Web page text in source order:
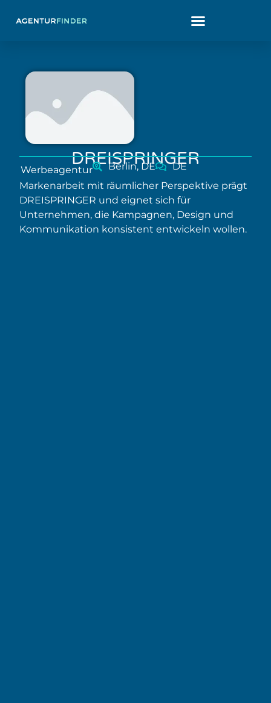
DREISPRINGER
Werbeagentur Berlin, DE
DE
Markenarbeit mit räumlicher Perspektive prägt
DREISPRINGER und eignet sich für
Unternehmen, die Kampagnen, Design und
Kommunikation konsistent entwickeln wollen.